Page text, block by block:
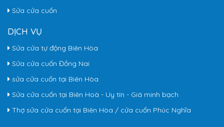
Sửa cửa cuốn
DỊCH VỤ
Sửa cửa tự động Biên Hòa
Sửa cửa cuốn Đồng Nai
sửa cửa cuốn tại Biên Hòa
Sửa cửa cuốn tại Biên Hoà - Uy tín - Giá minh bạch
Thợ sửa cửa cuốn tại Biên Hòa / cửa cuốn Phúc Nghĩa